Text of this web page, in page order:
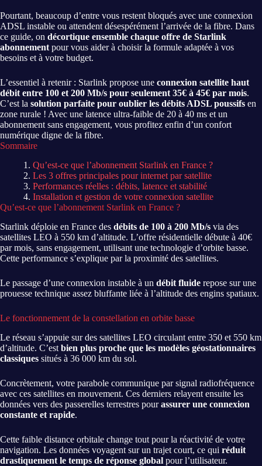
Pourtant, beaucoup d’entre vous restent bloqués avec une connexion
ADSL instable ou attendent désespérément l’arrivée de la fibre. Dans
ce guide, on décortique ensemble chaque offre de Starlink
abonnement pour vous aider à choisir la formule adaptée à vos
besoins et à votre budget.
L’essentiel à retenir : Starlink propose une connexion satellite haut
débit entre 100 et 200 Mb/s pour seulement 35€ à 45€ par mois.
C’est la solution parfaite pour oublier les débits ADSL poussifs en
zone rurale ! Avec une latence ultra-faible de 20 à 40 ms et un
abonnement sans engagement, vous profitez enfin d’un confort
numérique digne de la fibre.
Sommaire
Qu’est-ce que l’abonnement Starlink en France ?
Les 3 offres principales pour internet par satellite
Performances réelles : débits, latence et stabilité
Installation et gestion de votre connexion satellite
Qu’est-ce que l’abonnement Starlink en France ?
Starlink déploie en France des débits de 100 à 200 Mb/s via des
satellites LEO à 550 km d’altitude. L’offre résidentielle débute à 40€
par mois, sans engagement, utilisant une technologie d’orbite basse.
Cette performance s’explique par la proximité des satellites.
Le passage d’une connexion instable à un débit fluide repose sur une
prouesse technique assez bluffante liée à l’altitude des engins spatiaux.
Le fonctionnement de la constellation en orbite basse
Le réseau s’appuie sur des satellites LEO circulant entre 350 et 550 km
d’altitude. C’est bien plus proche que les modèles géostationnaires
classiques situés à 36 000 km du sol.
Concrètement, votre parabole communique par signal radiofréquence
avec ces satellites en mouvement. Ces derniers relayent ensuite les
données vers des passerelles terrestres pourassurer une connexion
constante et rapide.
Cette faible distance orbitale change tout pour la réactivité de votre
navigation. Les données voyagent sur un trajet court, ce qui réduit
drastiquement le temps de réponse global pour l’utilisateur.